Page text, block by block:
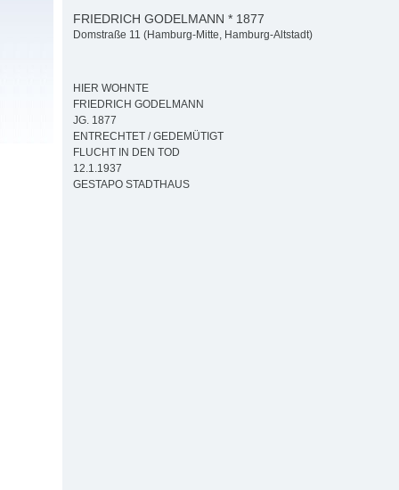
FRIEDRICH GODELMANN * 1877
Domstraße 11 (Hamburg-Mitte, Hamburg-Altstadt)
HIER WOHNTE
FRIEDRICH GODELMANN
JG. 1877
ENTRECHTET / GEDEMÜTIGT
FLUCHT IN DEN TOD
12.1.1937
GESTAPO STADTHAUS